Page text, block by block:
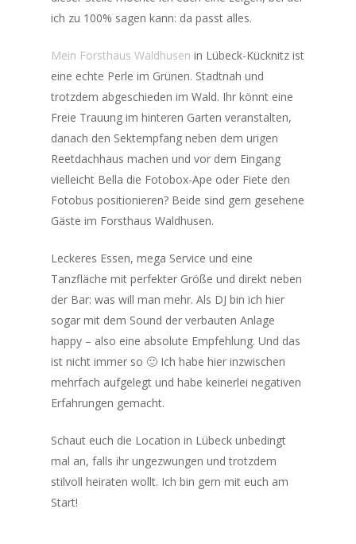
ich zu 100% sagen kann: da passt alles.
Mein Forsthaus Waldhusen in Lübeck-Kücknitz ist
eine echte Perle im Grünen. Stadtnah und
trotzdem abgeschieden im Wald. Ihr könnt eine
Freie Trauung im hinteren Garten veranstalten,
danach den Sektempfang neben dem urigen
Reetdachhaus machen und vor dem Eingang
vielleicht Bella die Fotobox-Ape oder Fiete den
Fotobus positionieren? Beide sind gern gesehene
Gäste im Forsthaus Waldhusen.
Leckeres Essen, mega Service und eine
Tanzfläche mit perfekter Größe und direkt neben
der Bar: was will man mehr. Als DJ bin ich hier
sogar mit dem Sound der verbauten Anlage
happy – also eine absolute Empfehlung. Und das
ist nicht immer so 🙂 Ich habe hier inzwischen
mehrfach aufgelegt und habe keinerlei negativen
Erfahrungen gemacht.
Schaut euch die Location in Lübeck unbedingt
mal an, falls ihr ungezwungen und trotzdem
stilvoll heiraten wollt. Ich bin gern mit euch am
Start!